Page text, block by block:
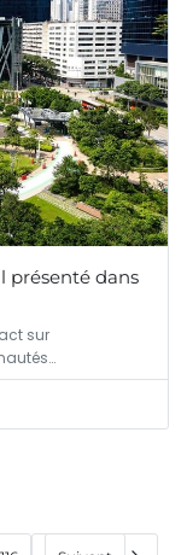
présenté dans
sur